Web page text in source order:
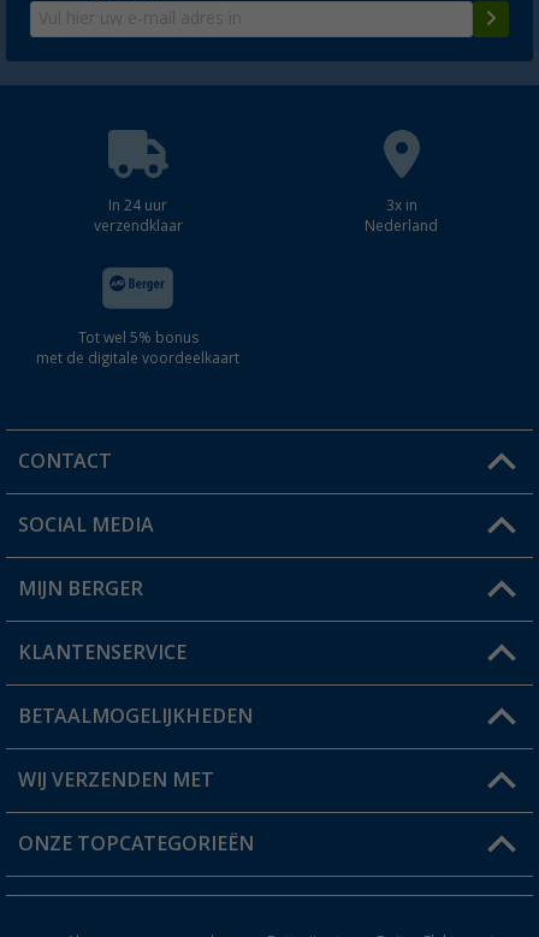
In 24 uur
verzendklaar
3x in
Nederland
Tot wel 5% bonus
met de digitale voordeelkaart
CONTACT
Een vraag?
Winkel vinden
SOCIAL MEDIA
MIJN BERGER
Mijn account
Status bestelling
Verlanglijstje
KLANTENSERVICE
FAQ & Contact
Verzendinformatie
Catalogus
BETAALMOGELIJKHEDEN
WIJ VERZENDEN MET
ONZE TOPCATEGORIEËN